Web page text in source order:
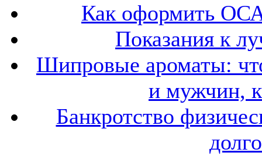
Как оформить
Показания к
Шипровые ароматы:
и мужчин,
Банкротство